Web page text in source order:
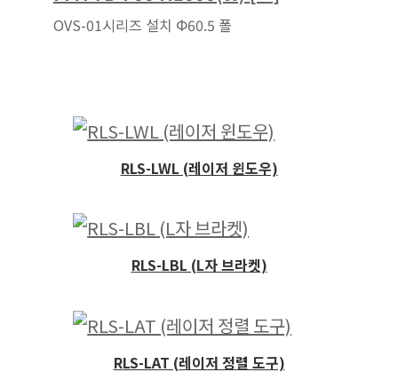
OVS-01시리즈 설치 Φ60.5 폴
RLS-LWL (레이저 윈도우)
RLS-LBL (L자 브라켓)
RLS-LAT (레이저 정렬 도구)